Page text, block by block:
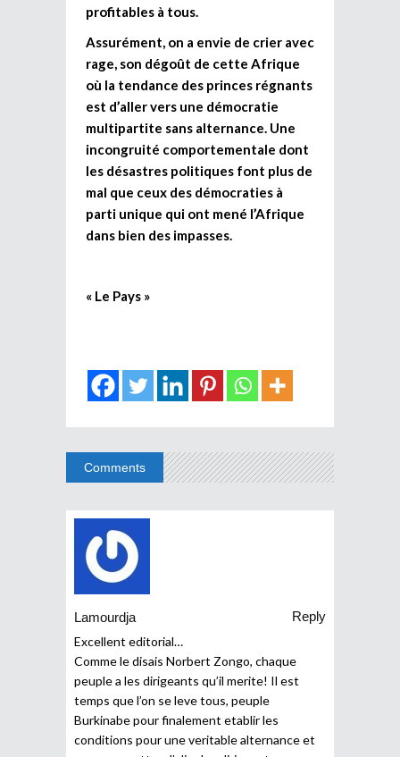
profitables à tous.
Assurément, on a envie de crier avec
rage, son dégoût de cette Afrique
où la tendance des princes régnants
est d’aller vers une démocratie
multipartite sans alternance. Une
incongruité comportementale dont
les désastres politiques font plus de
mal que ceux des démocraties à
parti unique qui ont mené l’Afrique
dans bien des impasses.
« Le Pays »
Comments
Lamourdja
Reply
Excellent editorial…
Comme le disais Norbert Zongo, chaque
peuple a les dirigeants qu’il merite! Il est
temps que l’on se leve tous, peuple
Burkinabe pour finalement etablir les
conditions pour une veritable alternance et